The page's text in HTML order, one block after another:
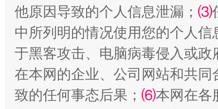
受贿1.44亿！段成刚被判无期 从幼
他原因导致的个人信息泄漏； ⑶
中所列明的情况使用您的个人
于黑客攻击、电脑病毒侵入或
在本网的企业、公司网站和共
致的任何事态后果； ⑹本网在各